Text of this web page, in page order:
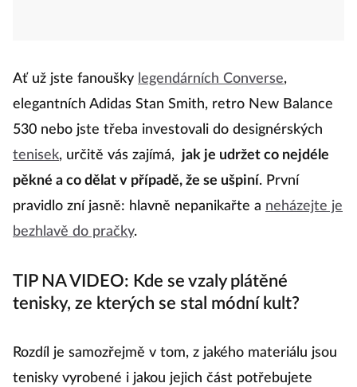
Ať už jste fanoušky legendárních Converse,
elegantních Adidas Stan Smith, retro New Balance
530 nebo jste třeba investovali do designérských
tenisek, určitě vás zajímá, jak je udržet co nejdéle
pěkné a co dělat v případě, že se ušpiní. První
pravidlo zní jasně: hlavně nepanikařte a neházejte je
bezhlavě do pračky.
TIP NA VIDEO: Kde se vzaly plátěné
tenisky, ze kterých se stal módní kult?
Rozdíl je samozřejmě v tom, z jakého materiálu jsou
tenisky vyrobené i jakou jejich část potřebujete